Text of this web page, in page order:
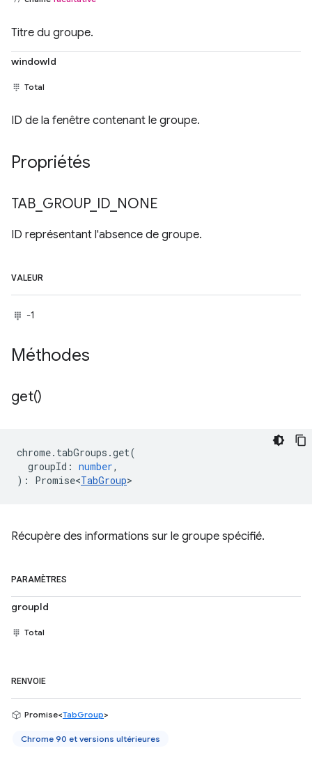
Titre du groupe.
windowId
Total
ID de la fenêtre contenant le groupe.
Propriétés
TAB GROUP_ ID NONE
ID représentant l'absence de groupe.
VALEUR
-1
Méthodes
get()
chrome. tabGroups .get(
groupId : number,
) : Promise<TabGroup>
Récupère des informations sur le groupe spécifié.
PARAMÈTRES
groupId
Total
RENVOIE
Promise<TabGroup>
Chrome 90 et versions ultérieures